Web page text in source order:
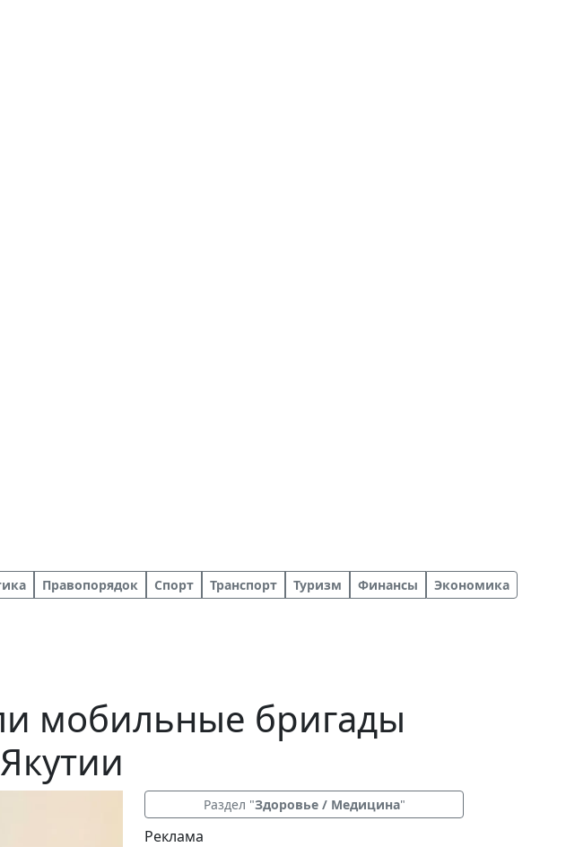
Правопорядок Спорт Транспорт Туризм Финансы
Экономика
мобильные бригады
Раздел "Здоровье / Медицина"
Реклама